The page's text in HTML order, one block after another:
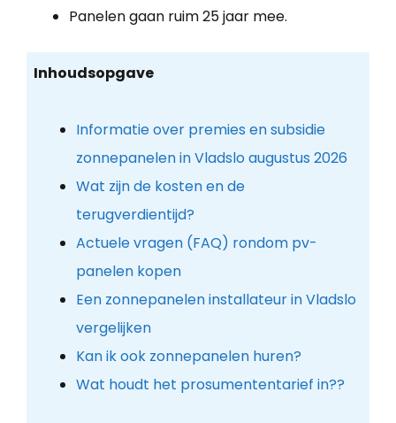
Panelen gaan ruim 25 jaar mee.
Inhoudsopgave
Informatie over premies en subsidie
zonnepanelen in Vladslo augustus 2026
Wat zijn de kosten en de
terugverdientijd?
Actuele vragen (FAQ) rondom pv-
panelen kopen
Een zonnepanelen installateur in Vladslo
vergelijken
Kan ik ook zonnepanelen huren?
Wat houdt het prosumententarief in??